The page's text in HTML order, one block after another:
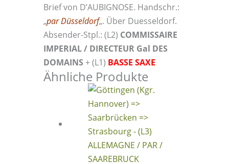
Brief von D’AUBIGNOSE. Handschr.:
„par Düsseldorf„. Über Duesseldorf.
Absender-Stpl.: (L2) COMMISSAIRE
IMPERIAL / DIRECTEUR Gal DES
DOMAINS + (L1) BASSE SAXE
Ähnliche Produkte